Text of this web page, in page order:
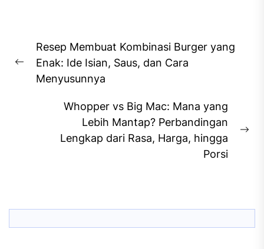
navigation
Previous
post:
Resep Membuat Kombinasi Burger yang
Enak: Ide Isian, Saus, dan Cara
Menyusunnya
Whopper vs Big Mac: Mana yang
Lebih Mantap? Perbandingan
Lengkap dari Rasa, Harga, hingga
Porsi